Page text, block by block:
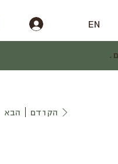
EN
הקודם הבא